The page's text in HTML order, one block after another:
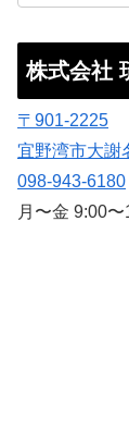
株式会社
〒901-2225
宜野湾市大謝
098-943-6180
月〜金 9:00